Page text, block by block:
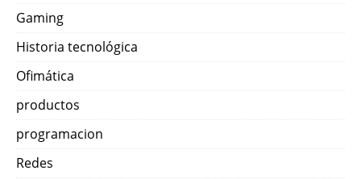
Gaming
Historia tecnológica
Ofimática
productos
programacion
Redes